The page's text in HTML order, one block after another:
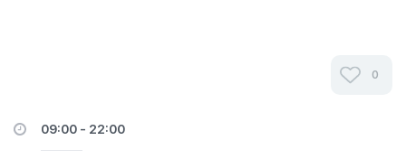
0
09:00 - 22:00